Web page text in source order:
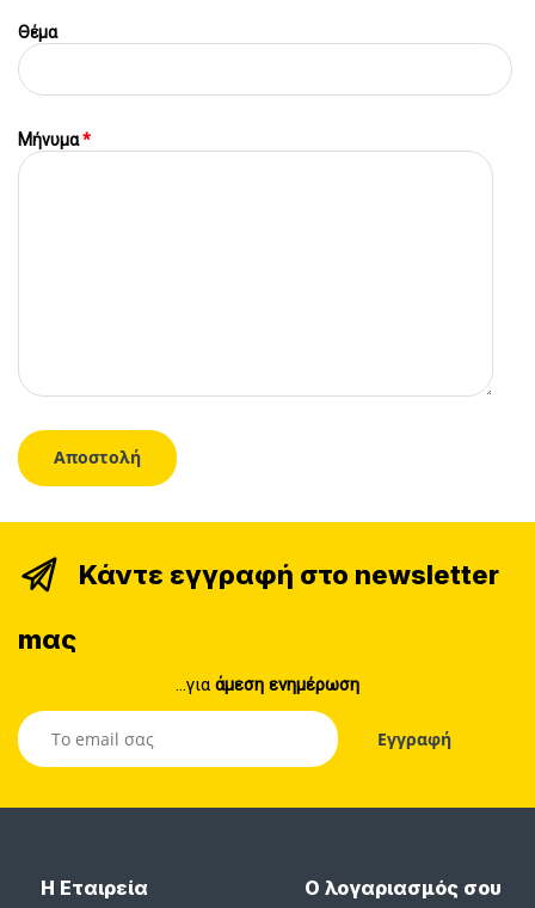
Θέμα
Μήνυμα*
Κάντε εγγραφή στο newsletter
mας
...για άμεση ενημέρωση
Η Εταιρεία Ο λογαριασμός σου